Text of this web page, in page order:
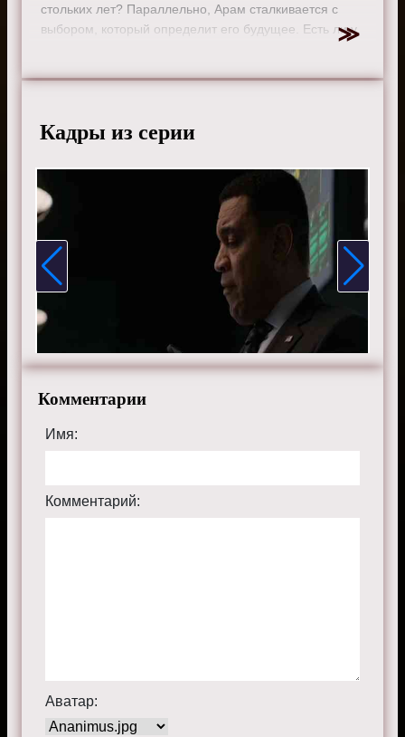
стольких лет? Параллельно, Арам сталкивается с
выбором, который определит его будущее. Есть ли у
Режиссер:Кристин Мур
Клаттенхофф, Райан Эгголд, Парминдер Награ и Гарри
Ленникс.
Смотрите онлайн 9 сезон 3 серию «Черный список»
бесплатно в хорошем HD качестве, на телефоне,
планшете, пк или телевизоре на сайте the-blacklist-
Кадры из серии
Комментарии
Имя:
Комментарий:
Аватар: